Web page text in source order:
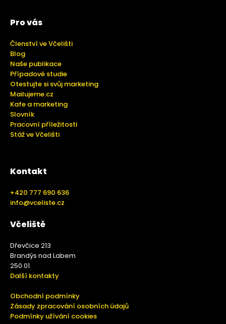
Pro vás
Členství ve Včelišti
Blog
Naše publikace
Případové studie
Otestujte si svůj marketing
Mailujeme.cz
Kafe a marketing
Slovník
Pracovní příležitosti
Stáž ve Včelišti
Kontakt
+420 777 690 636
info@vceliste.cz
Včeliště
Dřevčice 213
Brandýs nad Labem
250 01
Další kontakty
Obchodní podmínky
Zásady zpracování osobních údajů
Podmínky užívání cookies